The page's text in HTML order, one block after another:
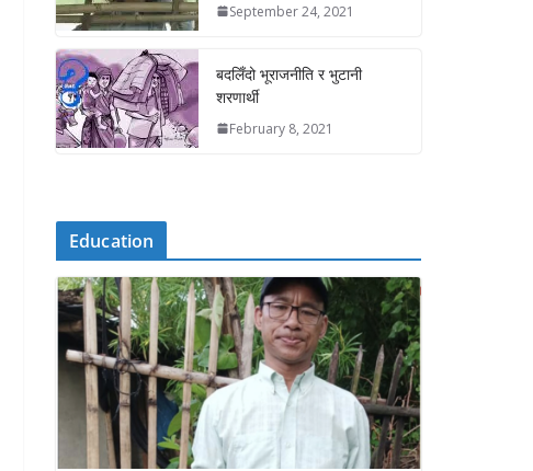
September 24, 2021
बदलिँदो भूराजनीति र भुटानी
शरणार्थी
February 8, 2021
Education